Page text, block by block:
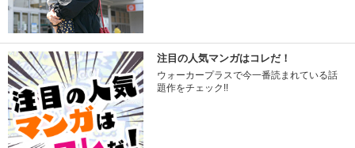
注目の人気マンガはコレだ！
ウォーカープラスで今一番読まれている話
題作をチェック!!